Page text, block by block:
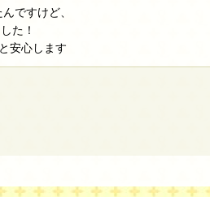
ですけど、
た！
安心します